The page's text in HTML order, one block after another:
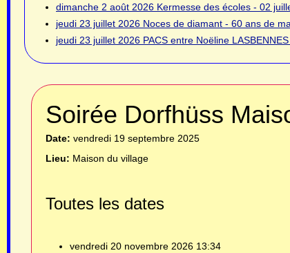
dimanche 2 août 2026 Kermesse des écoles - 02
jeudi 23 juillet 2026 Noces de diamant - 60 ans de
jeudi 23 juillet 2026 PACS entre Noëline
Soirée Dorfhüss
Date: vendredi 19 septembre 2025
Lieu: Maison du village
Toutes les dates
vendredi 20 novembre 2026 13:34